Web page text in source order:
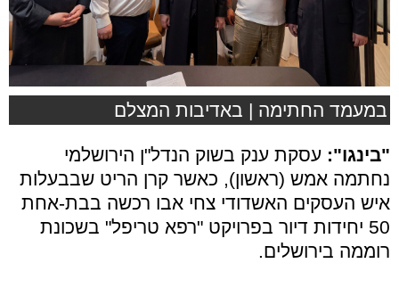
במעמד החתימה | באדיבות המצלם
"בינגו": עסקת ענק בשוק הנדל"ן הירושלמי
נחתמה אמש (ראשון), כאשר קרן הריט שבבעלות
איש העסקים האשדודי צחי אבו רכשה בבת-אחת
50 יחידות דיור בפרויקט "רפא טריפל" בשכונת
רוממה בירושלים.